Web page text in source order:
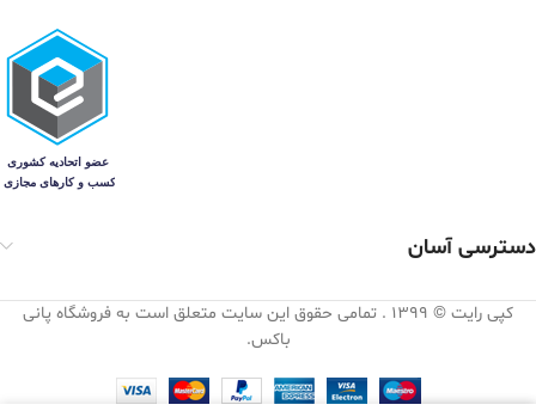
دسترسی آسان
کپی رایت © 1399 . تمامی حقوق این سایت متعلق است به فروشگاه پانی
باکس.